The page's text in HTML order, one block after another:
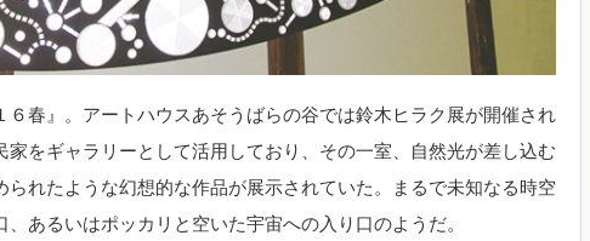
春』。アートハウスあそうばらの谷では鈴木ヒラク展が開催され
家をギャラリーとして活用しており、その一室、自然光が差し込む
られたような幻想的な作品が展示されていた。まるで未知なる時空
あるいはポッカリと空いた宇宙への入り口のようだ。